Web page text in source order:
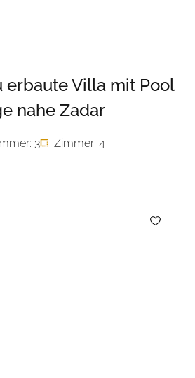
erbaute Villa mit Pool
nahe Zadar
3
Zimmer: 4